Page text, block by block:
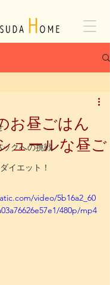
クへの挑戦
イエット！
お昼ごはん
ュールな昼ご
video/5b16a2_60
480p/mp4